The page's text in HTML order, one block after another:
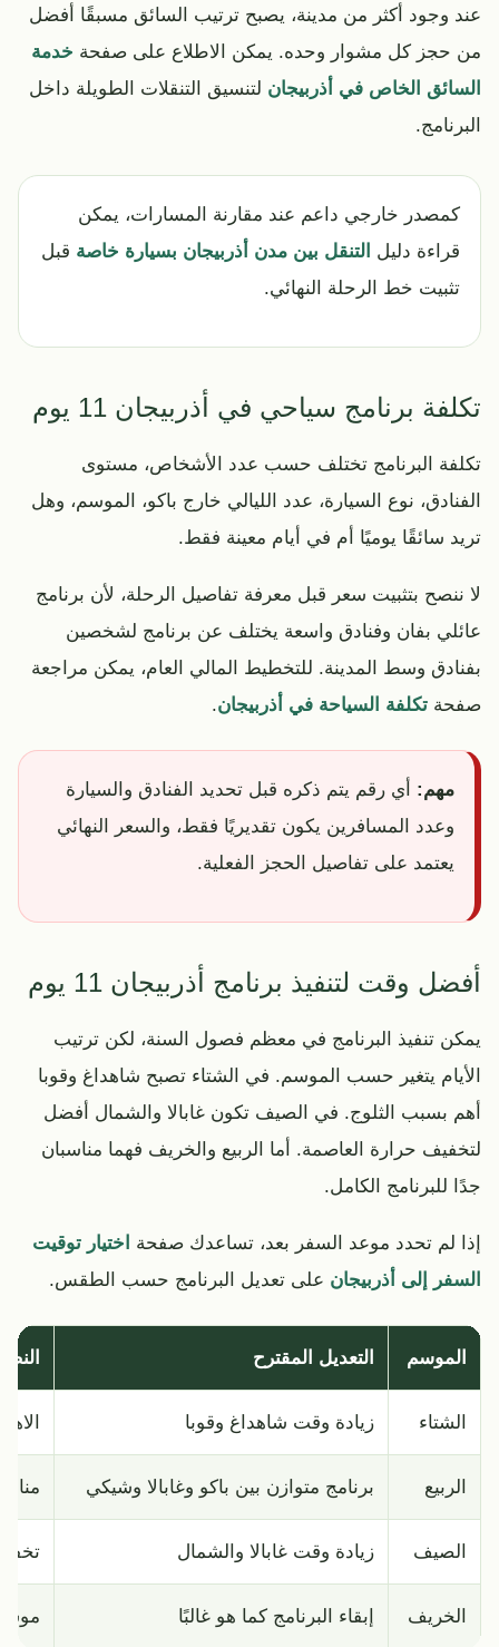
عند وجود أكثر من مدينة، يصبح ترتيب السائق مسبقًا أفضل
من حجز كل مشوار وحده. يمكن الاطلاع على صفحة خدمة
السائق الخاص في أذربيجان لتنسيق التنقلات الطويلة داخل
البرنامج.
كمصدر خارجي داعم عند مقارنة المسارات، يمكن
قراءة دليل التنقل بين مدن أذربيجان بسيارة خاصة قبل
تثبيت خط الرحلة النهائي.
تكلفة برنامج سياحي في أذربيجان 11 يوم
تكلفة البرنامج تختلف حسب عدد الأشخاص، مستوى
الفنادق، نوع السيارة، عدد الليالي خارج باكو، الموسم، وهل
تريد سائقًا يوميًا أم في أيام معينة فقط.
لا ننصح بتثبيت سعر قبل معرفة تفاصيل الرحلة، لأن برنامج
عائلي بفان وفنادق واسعة يختلف عن برنامج لشخصين
بفنادق وسط المدينة. للتخطيط المالي العام، يمكن مراجعة
صفحة تكلفة السياحة في أذربيجان.
مهم: أي رقم يتم ذكره قبل تحديد الفنادق والسيارة
وعدد المسافرين يكون تقديريًا فقط، والسعر النهائي
يعتمد على تفاصيل الحجز الفعلية.
أفضل وقت لتنفيذ برنامج أذربيجان 11 يوم
يمكن تنفيذ البرنامج في معظم فصول السنة، لكن ترتيب
الأيام يتغير حسب الموسم. في الشتاء تصبح شاهداغ وقوبا
أهم بسبب الثلوج. في الصيف تكون غابالا والشمال أفضل
لتخفيف حرارة العاصمة. أما الربيع والخريف فهما مناسبان
جدًا للبرنامج الكامل.
إذا لم تحدد موعد السفر بعد، تساعدك صفحة
اختيار توقيت
السفر إلى أذربيجان على تعديل البرنامج حسب الطقس.
الموسم التعديل المقترح
الشتاء زيادة وقت شاهداغ وقوبا
الربيع برنامج متوازن بين باكو وغابالا وشيكي
الصيف زيادة وقت غابالا والشمال
الخريف إبقاء البرنامج كما هو غالبًا